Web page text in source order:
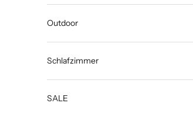
Outdoor
Schlafzimmer
SALE